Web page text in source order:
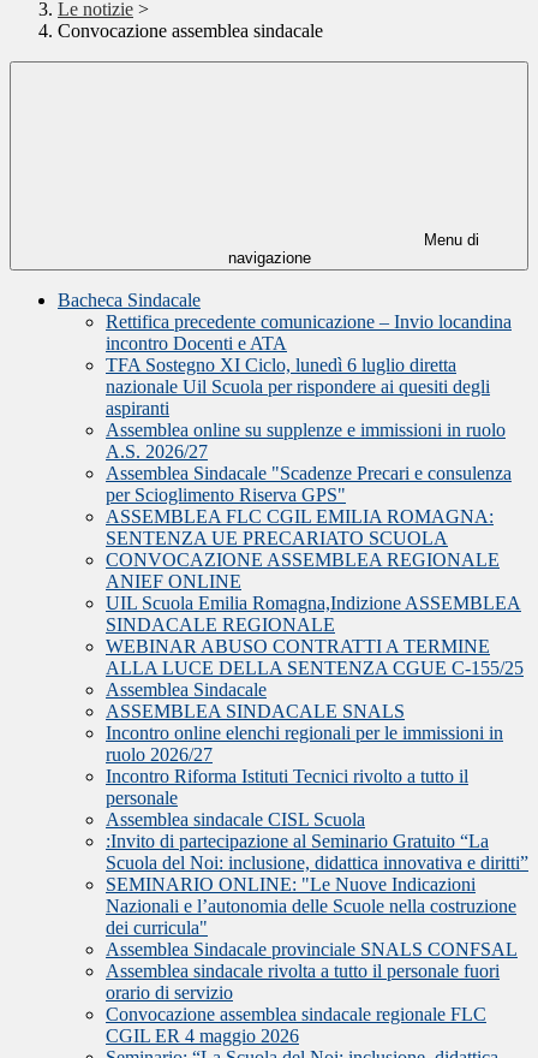
Le notizie >
Convocazione assemblea sindacale
Menu di
navigazione
Bacheca Sindacale
Rettifica precedente comunicazione – Invio locandina
incontro Docenti e ATA
TFA Sostegno XI Ciclo, lunedì 6 luglio diretta
nazionale Uil Scuola per rispondere ai quesiti degli
aspiranti
Assemblea online su supplenze e immissioni in ruolo
A.S. 2026/27
Assemblea Sindacale "Scadenze Precari e consulenza
per Scioglimento Riserva GPS"
ASSEMBLEA FLC CGIL EMILIA ROMAGNA:
SENTENZA UE PRECARIATO SCUOLA
CONVOCAZIONE ASSEMBLEA REGIONALE
ANIEF ONLINE
UIL Scuola Emilia Romagna,Indizione ASSEMBLEA
SINDACALE REGIONALE
WEBINAR ABUSO CONTRATTI A TERMINE
ALLA LUCE DELLA SENTENZA CGUE C‑155/25
Assemblea Sindacale
ASSEMBLEA SINDACALE SNALS
Incontro online elenchi regionali per le immissioni in
ruolo 2026/27
Incontro Riforma Istituti Tecnici rivolto a tutto il
personale
Assemblea sindacale CISL Scuola
:Invito di partecipazione al Seminario Gratuito “La
Scuola del Noi: inclusione, didattica innovativa e diritti”
SEMINARIO ONLINE: "Le Nuove Indicazioni
Nazionali e l’autonomia delle Scuole nella costruzione
dei curricula"
Assemblea Sindacale provinciale SNALS CONFSAL
Assemblea sindacale rivolta a tutto il personale fuori
orario di servizio
Convocazione assemblea sindacale regionale FLC
CGIL ER 4 maggio 2026